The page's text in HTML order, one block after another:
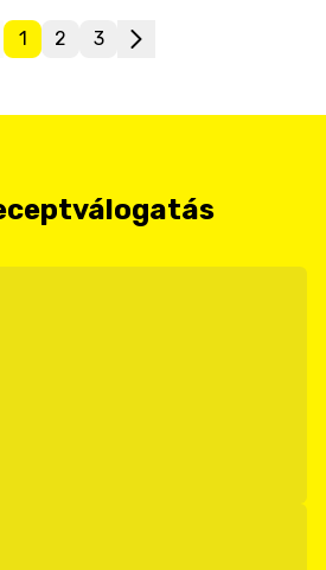
májgaluskát
1 2 3